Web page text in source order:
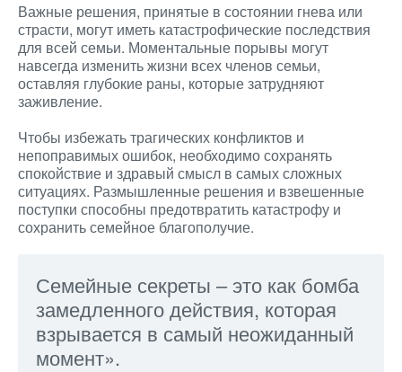
Важные решения, принятые в состоянии гнева или
страсти, могут иметь катастрофические последствия
для всей семьи. Моментальные порывы могут
навсегда изменить жизни всех членов семьи,
оставляя глубокие раны, которые затрудняют
заживление.
Чтобы избежать трагических конфликтов и
непоправимых ошибок, необходимо сохранять
спокойствие и здравый смысл в самых сложных
ситуациях. Размышленные решения и взвешенные
поступки способны предотвратить катастрофу и
сохранить семейное благополучие.
Семейные секреты – это как бомба
замедленного действия, которая
взрывается в самый неожиданный
момент».